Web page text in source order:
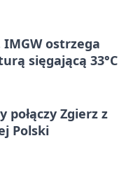
IMGW ostrzega
sięgającą 33°C
połączy Zgierz z
Polski